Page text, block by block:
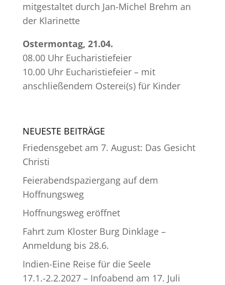
mitgestaltet durch Jan-Michel Brehm an
der Klarinette
Ostermontag, 21.04.
08.00 Uhr Eucharistiefeier
10.00 Uhr Eucharistiefeier – mit
anschließendem Osterei(s) für Kinder
NEUESTE BEITRÄGE
Friedensgebet am 7. August: Das Gesicht
Christi
Feierabendspaziergang auf dem
Hoffnungsweg
Hoffnungsweg eröffnet
Fahrt zum Kloster Burg Dinklage –
Anmeldung bis 28.6.
Indien-Eine Reise für die Seele
17.1.-2.2.2027 – Infoabend am 17. Juli